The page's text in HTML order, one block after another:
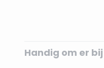
Handig om er